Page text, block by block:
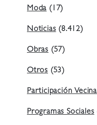
Moda (17)
Noticias (8.412)
Obras (57)
Otros (53)
Participación
Programas Sociales